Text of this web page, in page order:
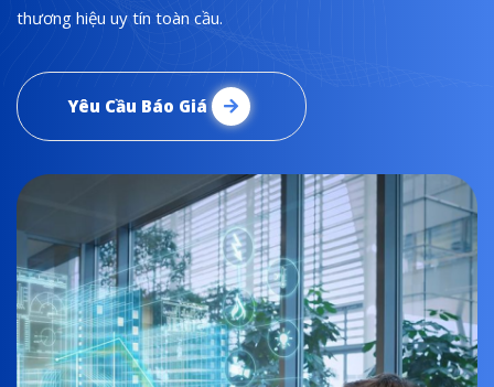
thương hiệu uy tín toàn cầu.
Yêu Cầu Báo Giá